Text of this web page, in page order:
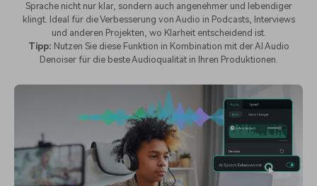
Sprache nicht nur klar, sondern auch angenehmer und lebendiger
klingt. Ideal für die Verbesserung von Audio in Podcasts, Interviews
und anderen Projekten, wo Klarheit entscheidend ist.
Tipp: Nutzen Sie diese Funktion in Kombination mit der AI Audio
Denoiser für die beste Audioqualität in Ihren Produktionen.